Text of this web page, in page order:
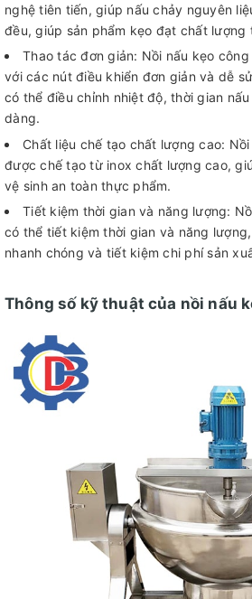
nghệ tiên tiến, giúp nấu chảy nguyên
đều, giúp sản phẩm kẹo đạt chất lượng
Thao tác đơn giản: Nồi nấu kẹo
với các nút điều khiển đơn giản và dễ
có thể điều chỉnh nhiệt độ, thời gian
dàng.
Chất liệu chế tạo chất lượng cao:
được chế tạo từ inox chất lượng cao,
vệ sinh an toàn thực phẩm.
Tiết kiệm thời gian và năng lượng:
có thể tiết kiệm thời gian và năng
nhanh chóng và tiết kiệm chi phí sản
Thông số kỹ thuật của nồi nấu